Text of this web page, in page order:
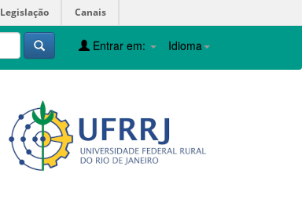
Legislação Canais
Idioma
Entrar em: